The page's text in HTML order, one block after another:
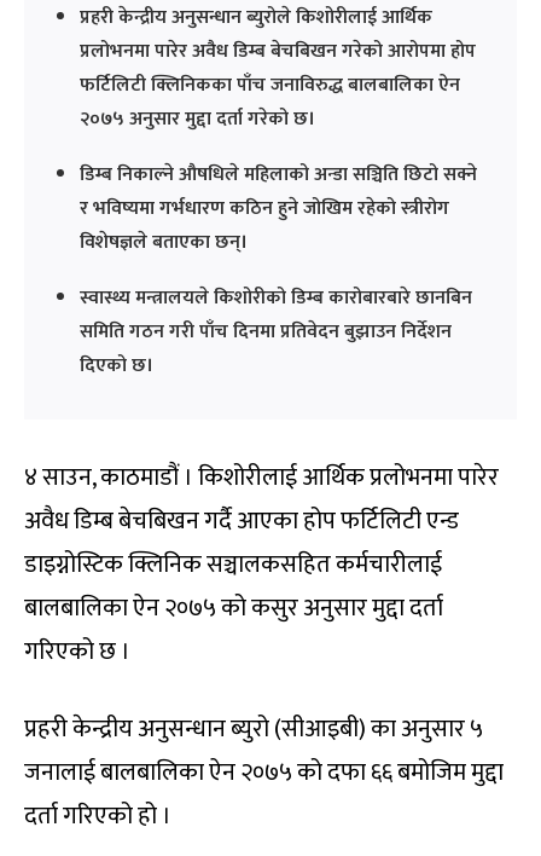
प्रहरी केन्द्रीय अनुसन्धान ब्युरोले किशोरीलाई आर्थिक
प्रलोभनमा पारेर अवैध डिम्ब बेचबिखन गरेको आरोपमा होप
फर्टिलिटी क्लिनिकका पाँच जनाविरुद्ध बालबालिका ऐन
२०७५ अनुसार मुद्दा दर्ता गरेको छ।
डिम्ब निकाल्ने औषधिले महिलाको अन्डा सञ्चिति छिटो सक्ने
र भविष्यमा गर्भधारण कठिन हुने जोखिम रहेको स्त्रीरोग
विशेषज्ञले बताएका छन्।
स्वास्थ्य मन्त्रालयले किशोरीको डिम्ब कारोबारबारे छानबिन
समिति गठन गरी पाँच दिनमा प्रतिवेदन बुझाउन निर्देशन
दिएको छ।
४ साउन, काठमाडौं । किशोरीलाई आर्थिक प्रलोभनमा पारेर
अवैध डिम्ब बेचबिखन गर्दै आएका होप फर्टिलिटी एन्ड
डाइग्नोस्टिक क्लिनिक सञ्चालकसहित कर्मचारीलाई
बालबालिका ऐन २०७५ को कसुर अनुसार मुद्दा दर्ता
गरिएको छ ।
प्रहरी केन्द्रीय अनुसन्धान ब्युरो (सीआइबी) का अनुसार ५
जनालाई बालबालिका ऐन २०७५ को दफा ६६ बमोजिम मुद्दा
दर्ता गरिएको हो ।